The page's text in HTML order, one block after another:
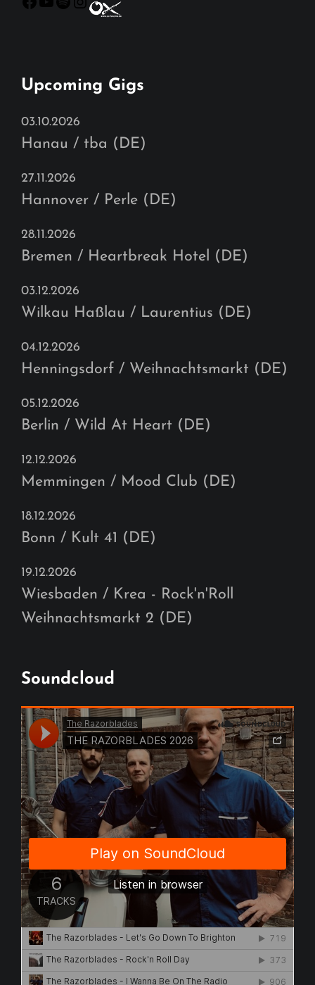
Facebook
YouTube
Spotify
Instagram
Upcoming Gigs
03.10.2026
Hanau / tba (DE)
27.11.2026
Hannover / Perle (DE)
28.11.2026
Bremen / Heartbreak Hotel (DE)
03.12.2026
Wilkau Haßlau / Laurentius (DE)
04.12.2026
Henningsdorf / Weihnachtsmarkt (DE)
05.12.2026
Berlin / Wild At Heart (DE)
12.12.2026
Memmingen / Mood Club (DE)
18.12.2026
Bonn / Kult 41 (DE)
19.12.2026
Wiesbaden / Krea - Rock'n'Roll
Weihnachtsmarkt 2 (DE)
Soundcloud